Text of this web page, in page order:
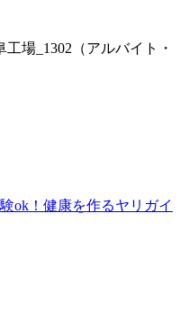
場_1302（アルバイト・
ok！健康を作るヤリガイ